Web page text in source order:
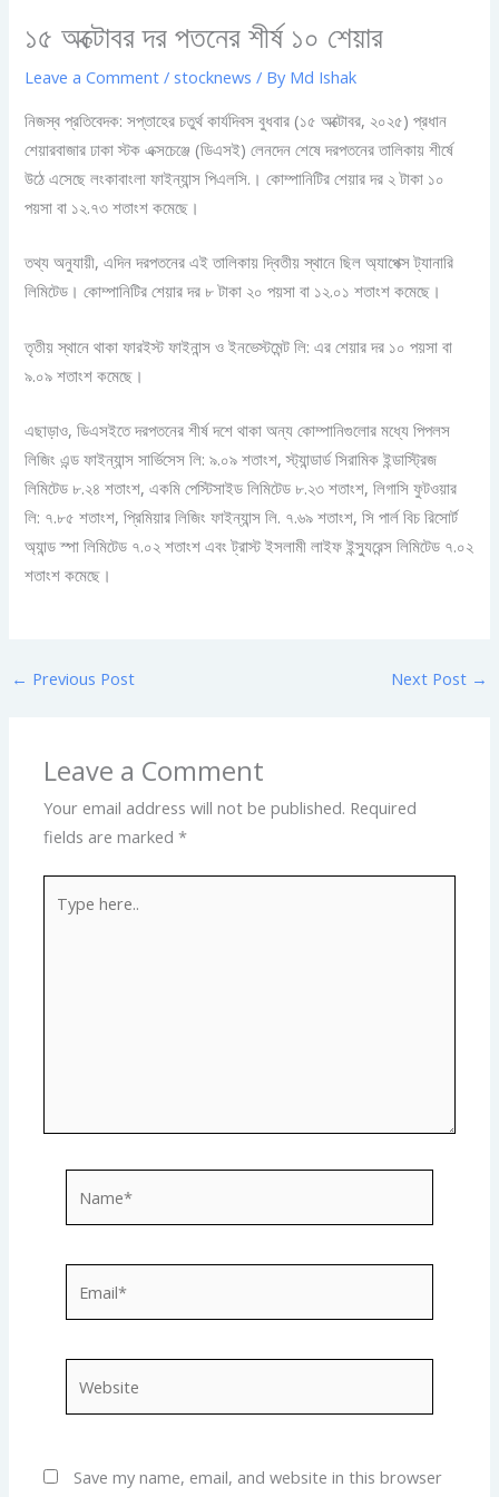
১৫ অক্টোবর দর পতনের শীর্ষ ১০ শেয়ার
Leave a Comment / stocknews / By Md Ishak
নিজস্ব প্রতিবেদক: সপ্তাহের চতুর্থ কার্যদিবস বুধবার (১৫ অক্টোবর, ২০২৫) প্রধান
শেয়ারবাজার ঢাকা স্টক এক্সচেঞ্জে (ডিএসই) লেনদেন শেষে দরপতনের তালিকায় শীর্ষে
উঠে এসেছে লংকাবাংলা ফাইন্যান্স পিএলসি.। কোম্পানিটির শেয়ার দর ২ টাকা ১০
পয়সা বা ১২.৭৩ শতাংশ কমেছে।
তথ্য অনুযায়ী, এদিন দরপতনের এই তালিকায় দ্বিতীয় স্থানে ছিল অ্যাপেক্স ট্যানারি
লিমিটেড। কোম্পানিটির শেয়ার দর ৮ টাকা ২০ পয়সা বা ১২.০১ শতাংশ কমেছে।
তৃতীয় স্থানে থাকা ফারইস্ট ফাইনান্স ও ইনভেস্টমেন্ট লি: এর শেয়ার দর ১০ পয়সা বা
৯.০৯ শতাংশ কমেছে।
এছাড়াও, ডিএসইতে দরপতনের শীর্ষ দশে থাকা অন্য কোম্পানিগুলোর মধ্যে পিপলস
লিজিং এন্ড ফাইন্যান্স সার্ভিসেস লি: ৯.০৯ শতাংশ, স্ট্যান্ডার্ড সিরামিক ইন্ডাস্ট্রিজ
লিমিটেড ৮.২৪ শতাংশ, একমি পেস্টিসাইড লিমিটেড ৮.২৩ শতাংশ, লিগাসি ফুটওয়ার
লি: ৭.৮৫ শতাংশ, প্রিমিয়ার লিজিং ফাইন্যান্স লি. ৭.৬৯ শতাংশ, সি পার্ল বিচ রিসোর্ট
অ্যান্ড স্পা লিমিটেড ৭.০২ শতাংশ এবং ট্রাস্ট ইসলামী লাইফ ইন্স্যুরেন্স লিমিটেড ৭.০২
শতাংশ কমেছে।
← Previous Post Next Post →
Leave a Comment
Your email address will not be published. Required
fields are marked*
here..
Save my name, email, and website in this browser